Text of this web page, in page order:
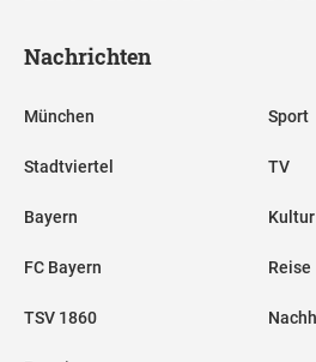
Nachrichten
München
Stadtviertel
Bayern
FC Bayern
TSV 1860
Sport
TV
Kultur
Reise